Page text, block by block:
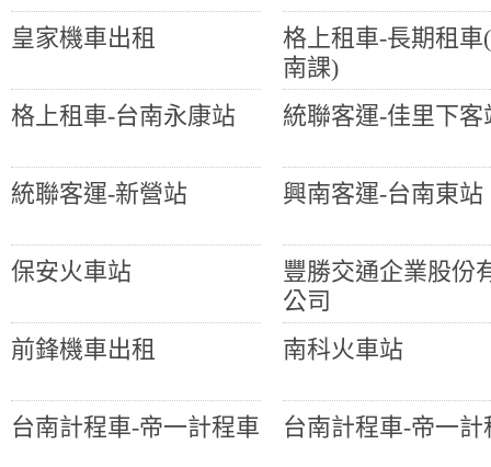
皇家機車出租
格上租車-長期租車
南課)
格上租車-台南永康站
統聯客運-佳里下客
統聯客運-新營站 興南客運-台南東站
保安火車站
豐勝交通企業股份
公司
前鋒機車出租
南科火車站
台南計程車-帝一計程車 台南計程車-帝一計